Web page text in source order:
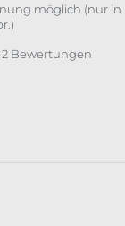
möglich (nur in
Bewertungen